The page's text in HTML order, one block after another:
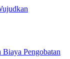
Pengobatan